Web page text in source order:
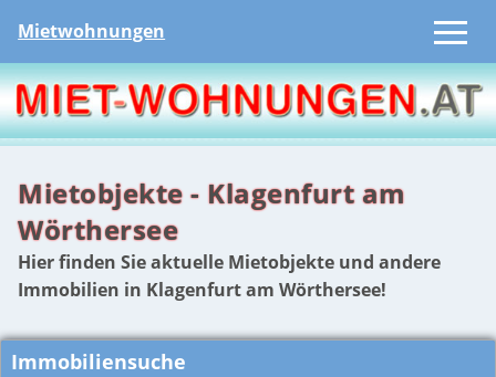
Mietwohnungen
Mietobjekte - Klagenfurt am
Wörthersee
Hier finden Sie aktuelle Mietobjekte und andere
Immobilien in Klagenfurt am Wörthersee!
Immobiliensuche